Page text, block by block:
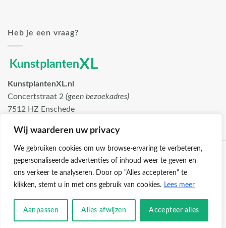
Wij waarderen uw privacy
We gebruiken cookies om uw browse-ervaring te verbeteren,
gepersonaliseerde advertenties of inhoud weer te geven en
ons verkeer te analyseren. Door op "Alles accepteren" te
klikken, stemt u in met ons gebruik van cookies. Lees meer
Aanpassen Alles afwijzen Accepteer alles
Heb je een vraag?
KunstplantenXL.nl
Concertstraat 2 (geen bezoekadres)
7512 HZ Enschede
© 2026 -KunstplantenXL